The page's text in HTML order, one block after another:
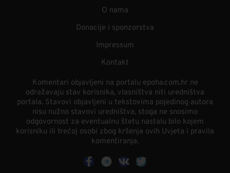
O nama
Donacije i sponzorstva
Impressum
Kontakt
Komentari objavljeni na portalu epoha.com.hr ne
odražavaju stav korisnika, vlasništva niti uredništva
portala. Stavovi objavljeni u tekstovima pojedinog autora
nisu nužno stavovi uredništva, stoga ne snosimo
odgovornost za eventualnu štetu nastalu bilo kojem
korisniku ili trećoj osobi zbog kršenja ovih Uvjeta i pravila
komentiranja.